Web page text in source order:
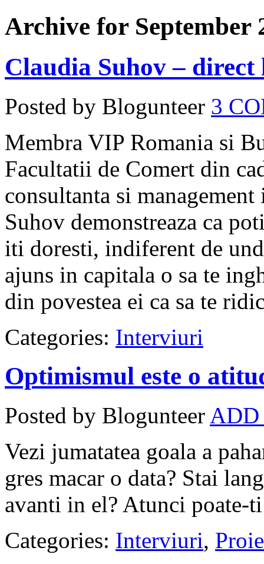
Archive for September
Claudia Suhov –
Posted by Blogunteer 3
Membra VIP Romania si
Facultatii de Comert din
consultanta si
Suhov demonstreaza ca
iti doresti, indiferent de
ajuns in capitala o sa te
din povestea ei ca sa te
Categories: Interviuri
Optimismul este o
Posted by Blogunteer ADD
Vezi jumatatea goala a
gres macar o data? Stai
avanti in el? Atunci poate-
Categories: Interviuri,